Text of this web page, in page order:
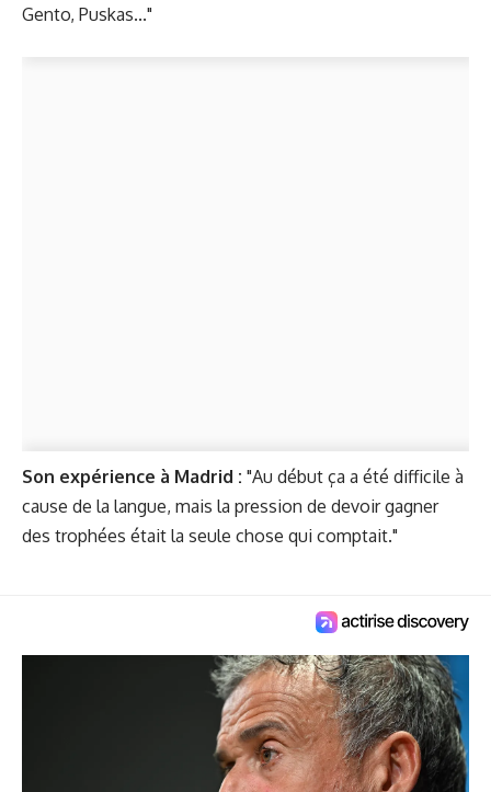
Gento, Puskas..."
Son expérience à Madrid : "Au début ça a été difficile à
cause de la langue, mais la pression de devoir gagner
des trophées était la seule chose qui comptait."